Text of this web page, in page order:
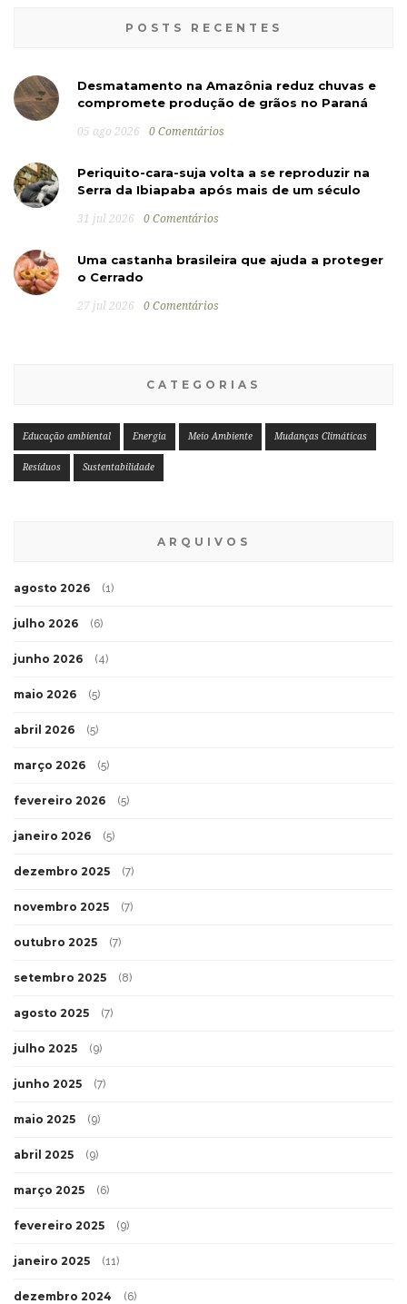
POSTS RECENTES
Desmatamento na Amazônia reduz chuvas e
compromete produção de grãos no Paraná
05 ago 2026 0 Comentários
Periquito-cara-suja volta a se reproduzir na
Serra da Ibiapaba após mais de um século
31 jul 2026 0 Comentários
Uma castanha brasileira que ajuda a proteger
o Cerrado
27 jul 2026 0 Comentários
CATEGORIAS
Educação ambiental Energia Meio Ambiente Mudanças Climáticas
Resíduos Sustentabilidade
ARQUIVOS
agosto 2026 (1)
julho 2026 (6)
junho 2026 (4)
maio 2026 (5)
abril 2026 (5)
março 2026 (5)
fevereiro 2026 (5)
janeiro 2026 (5)
dezembro 2025 (7)
novembro 2025 (7)
outubro 2025 (7)
setembro 2025 (8)
agosto 2025 (7)
julho 2025 (9)
junho 2025 (7)
maio 2025 (9)
abril 2025 (9)
março 2025 (6)
fevereiro 2025 (9)
janeiro 2025 (11)
dezembro 2024 (6)